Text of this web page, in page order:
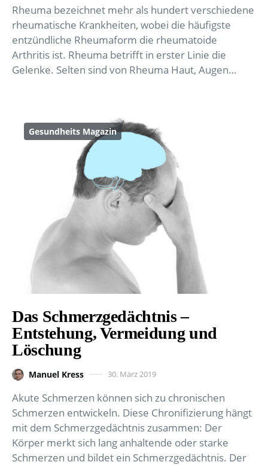
Rheuma bezeichnet mehr als hundert verschiedene
rheumatische Krankheiten, wobei die häufigste
entzündliche Rheumaform die rheumatoide
Arthritis ist. Rheuma betrifft in erster Linie die
Gelenke. Selten sind von Rheuma Haut, Augen…
Gesundheits Magazin
Das Schmerzgedächtnis –
Entstehung, Vermeidung und
Löschung
Manuel Kress 30. März 2019
Akute Schmerzen können sich zu chronischen
Schmerzen entwickeln. Diese Chronifizierung hängt
mit dem Schmerzgedächtnis zusammen: Der
Körper merkt sich lang anhaltende oder starke
Schmerzen und bildet ein Schmerzgedächtnis. Der